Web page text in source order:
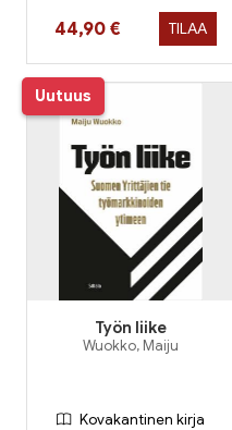
Hinta nyt
44,90 € TILAA
Uutuus
Työn liike
Wuokko, Maiju
Kovakantinen kirja